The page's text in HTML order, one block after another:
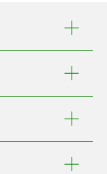
ーン各領域のプ